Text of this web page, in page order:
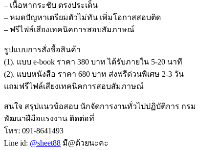
– เนื้อหากระชับ ตรงประเด็น
– หมดปัญหาเตรียมตัวไม่ทัน เพิ่มโอกาสสอบติด
– ฟรีไฟล์เสียงเทคนิคการสอบสัมภาษณ์
รูปแบบการสั่งชื้อสินค้า
(1). แบบ e-book ราคา 380 บาท ได้รับภายใน 5-20 นาที
(2). แบบหนังสือ ราคา 680 บาท ส่งฟรีด่วนพิเศษ 2-3 วัน
แถมฟรีไฟล์เสียงเทคนิคการสอบสัมภาษณ์
สนใจ สรุปแนวข้อสอบ นักจัดการงานทั่วไปปฏิบัติการ กรม
พัฒนาฝีมือแรงงาน ติดต่อที่
โทร: 091-8641493
Line id: @sheet88 มี@ด้วยนะคะ